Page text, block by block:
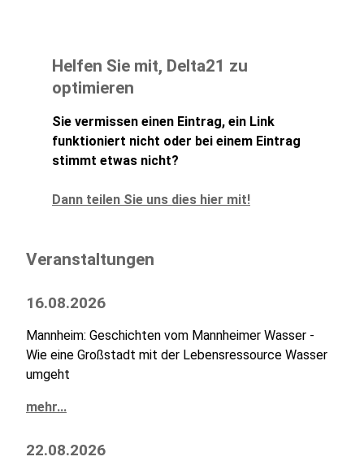
Helfen Sie mit, Delta21 zu
optimieren
Sie vermissen einen Eintrag, ein Link
funktioniert nicht oder bei einem Eintrag
stimmt etwas nicht?
Dann teilen Sie uns dies hier mit!
Veranstaltungen
16.08.2026
Mannheim: Geschichten vom Mannheimer Wasser -
Wie eine Großstadt mit der Lebensressource Wasser
umgeht
mehr...
22.08.2026